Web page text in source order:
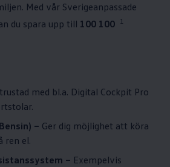
Med vår Sverigeanpassade
du spara upp till 100 100⁠ 1
med bl.a. Digital Cockpit Pro
– Ger dig möjlighet att köra
ren el.
– Exempelvis